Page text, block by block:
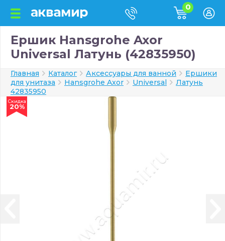
0
Ершик Hansgrohe Axor
Universal Латунь (42835950)
Главная Каталог Аксессуары для ванной
Ершики
для унитаза
Hansgrohe Axor Universal
Латунь
42835950
Скидка
20%